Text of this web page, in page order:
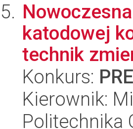
katodowej
technik
Konkurs:
Kierownik:
Politechnika